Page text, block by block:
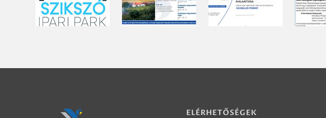
ELÉRHETŐSÉGEK